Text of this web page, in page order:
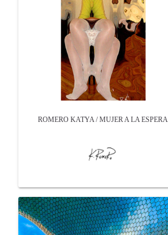
ROMERO KATYA / MUJER A LA ESPERA